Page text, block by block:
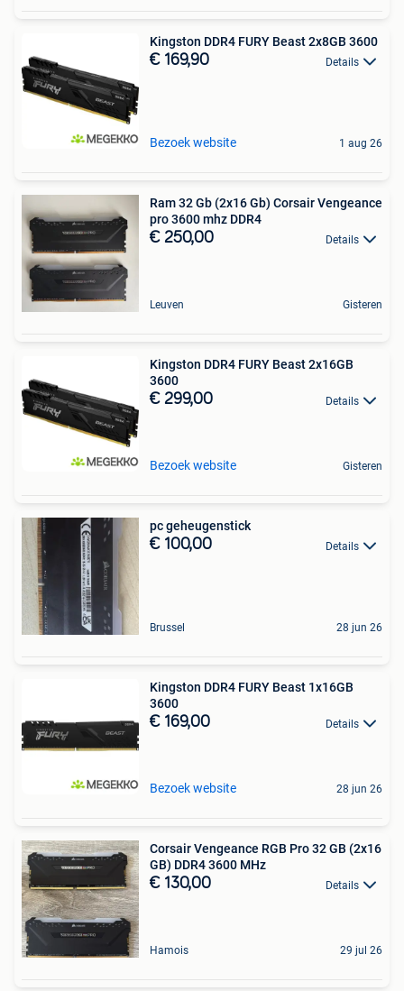
Kingston DDR4 FURY Beast 2x8GB 3600
€ 169,90 Details
Bezoek website 1 aug 26
Ram 32 Gb (2x16 Gb) Corsair Vengeance
pro 3600 mhz DDR4
€ 250,00 Details
Leuven Gisteren
Kingston DDR4 FURY Beast 2x16GB
3600
€ 299,00 Details
Bezoek website Gisteren
pc geheugenstick
€ 100,00 Details
Brussel 28 jun 26
Kingston DDR4 FURY Beast 1x16GB
3600
€ 169,00 Details
Bezoek website 28 jun 26
Corsair Vengeance RGB Pro 32 GB (2x16
GB) DDR4 3600 MHz
€ 130,00 Details
Hamois 29 jul 26